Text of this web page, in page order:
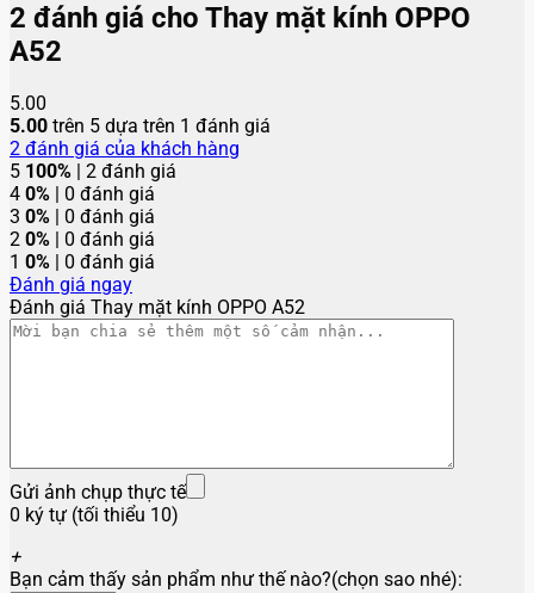
2 đánh giá cho Thay mặt kính OPPO
A52
5.00
5.00 trên 5 dựa trên 1 đánh giá
2 đánh giá của khách hàng
5 100% | 2 đánh giá
4 0% | 0 đánh giá
3 0% | 0 đánh giá
2 0% | 0 đánh giá
1 0% | 0 đánh giá
Đánh giá ngay
Đánh giá Thay mặt kính OPPO A52
Gửi ảnh chụp thực tế
0 ký tự (tối thiểu 10)
+
Bạn cảm thấy sản phẩm như thế nào?(chọn sao nhé):